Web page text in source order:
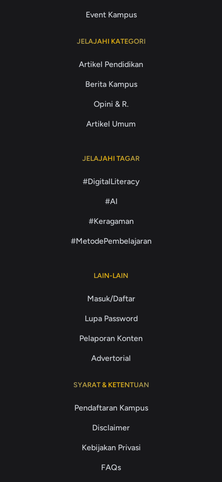
Event Kampus
JELAJAHI KATEGORI
Artikel Pendidikan
Berita Kampus
Opini & R.
Artikel Umum
JELAJAHI TAGAR
#DigitalLiteracy
#AI
#Keragaman
#MetodePembelajaran
LAIN-LAIN
Masuk/Daftar
Lupa Password
Pelaporan Konten
Advertorial
SYARAT & KETENTUAN
Pendaftaran Kampus
Disclaimer
Kebijakan Privasi
FAQs